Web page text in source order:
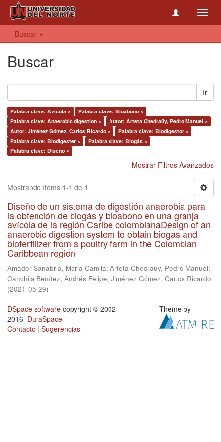
Buscar
Buscar
Ir
Palabra clave: Avícola ×
Palabra clave: Bioabono ×
Palabra clave: Anaerobic digestion ×
Autor: Arteta Chedraüy, Pedro Manuel ×
Autor: Jiménez Gómez, Carlos Ricardo ×
Palabra clave: Biodigestor ×
Palabra clave: Biodigester ×
Palabra clave: Biogás ×
Palabra clave: Diseño ×
Mostrar Filtros Avanzados
Mostrando ítems 1-1 de 1
Diseño de un sistema de digestión anaerobia para
la obtención de biogás y bioabono en una granja
avícola de la región Caribe colombianaDesign of an
anaerobic digestion system to obtain biogas and
biofertilizer from a poultry farm in the Colombian
Caribbean region
Amador Sanabria, Maria Camila; Arteta Chedraüy, Pedro Manuel;
Canchila Benítez, Andrés Felipe; Jiménez Gómez, Carlos Ricardo
(2021-05-29)
DSpace software copyright © 2002-
2016 DuraSpace
Contacto | Sugerencias
Theme by